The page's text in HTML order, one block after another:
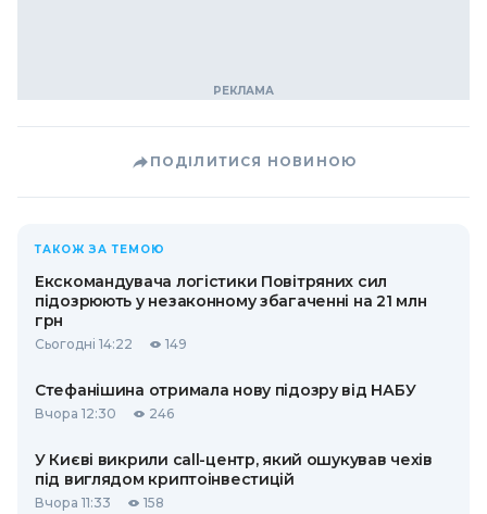
ПОДІЛИТИСЯ НОВИНОЮ
ТАКОЖ ЗА ТЕМОЮ
Екскомандувача логістики Повітряних сил
підозрюють у незаконному збагаченні на 21 млн
грн
Сьогодні 14:22 149
Стефанішина отримала нову підозру від НАБУ
Вчора 12:30 246
У Києві викрили call-центр, який ошукував чехів
під виглядом криптоінвестицій
Вчора 11:33 158